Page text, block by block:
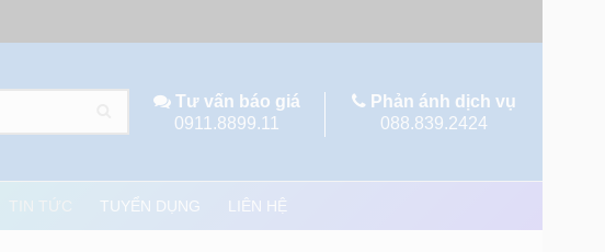
Tư vấn báo giá
0911.8899.11
Phản ánh dịch vụ
088.839.2424
TIN TỨC TUYỂN DỤNG LIÊN HỆ